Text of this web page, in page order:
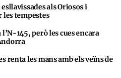
als Oriosos i
tempestes
145, però les cues encara
renta les mans amb els veïns de